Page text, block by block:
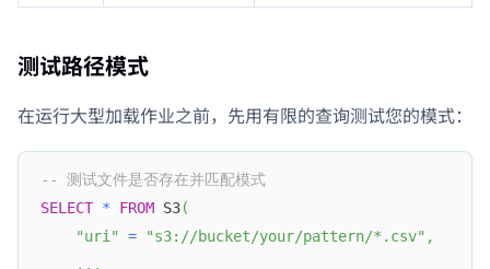
测试路径模式
在运行大型加载作业之前，先用有限的查询测试您的模式：
-- 测试文件是否存在并匹配模式
SELECT * FROM S3(
"uri"
= "s3://bucket/your/pattern/*.csv" ,
. . .